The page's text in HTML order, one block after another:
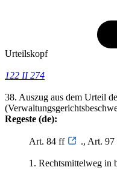
Urteilskopf
122 II 274
38. Auszug aus dem Urteil
Regeste (de):
Art. 84 ff ., Art.
1. Rechtsmittelweg in